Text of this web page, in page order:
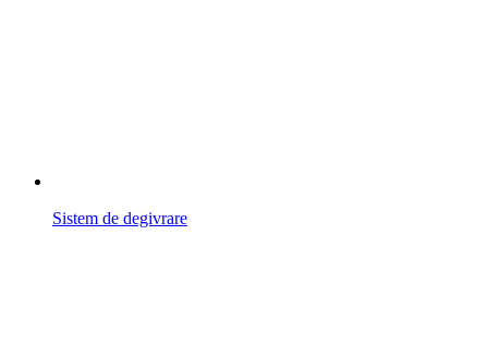
Sistem de degivrare